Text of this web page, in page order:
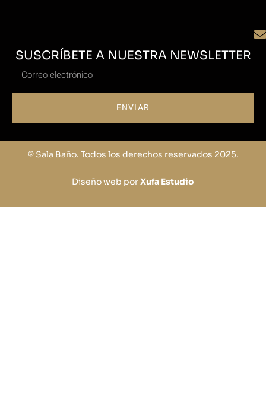
SUSCRÍBETE A NUESTRA NEWSLETTER
ENVIAR
© Sala Baño. Todos los derechos reservados 2025.
Diseño web porXufa Estudio